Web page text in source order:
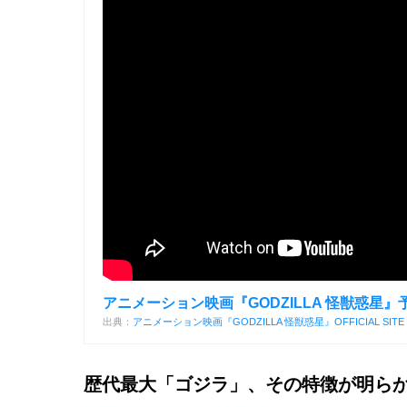
アニメーション映画『GODZILLA 怪獣惑星』
出典： アニメーション映画『GODZILLA 怪獣惑星』OFFICIAL SITE
歴代最大「ゴジラ」、その特徴が明ら